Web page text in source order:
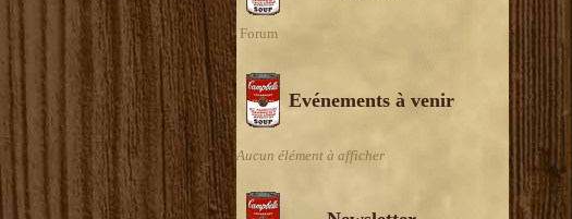
Forum
Evénements à venir
Aucun élément à afficher